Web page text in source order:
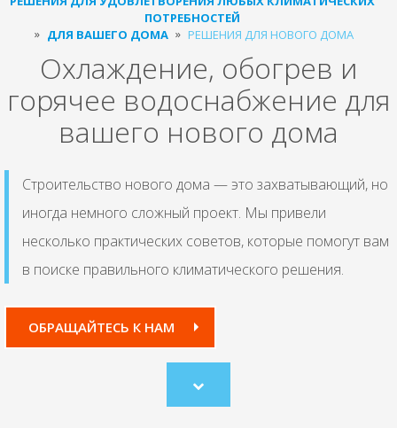
ПОТРЕБНОСТЕЙ
ДЛЯ ВАШЕГО ДОМА
РЕШЕНИЯ ДЛЯ НОВОГО ДОМА
Охлаждение, обогрев и
горячее водоснабжение для
вашего нового дома
Строительство нового дома — это захватывающий, но
иногда немного сложный проект. Мы привели
несколько практических советов, которые помогут вам
в поиске правильного климатического решения.
ОБРАЩАЙТЕСЬ К НАМ
Scroll
to